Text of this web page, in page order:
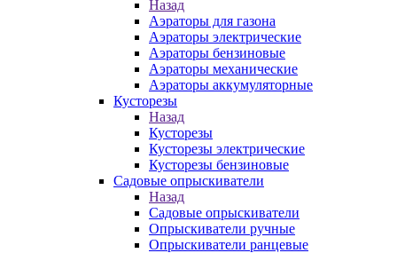
Назад
Аэраторы для газона
Аэраторы электрические
Аэраторы бензиновые
Аэраторы механические
Аэраторы аккумуляторные
Кусторезы
Назад
Кусторезы
Кусторезы электрические
Кусторезы бензиновые
Садовые опрыскиватели
Назад
Садовые опрыскиватели
Опрыскиватели ручные
Опрыскиватели ранцевые